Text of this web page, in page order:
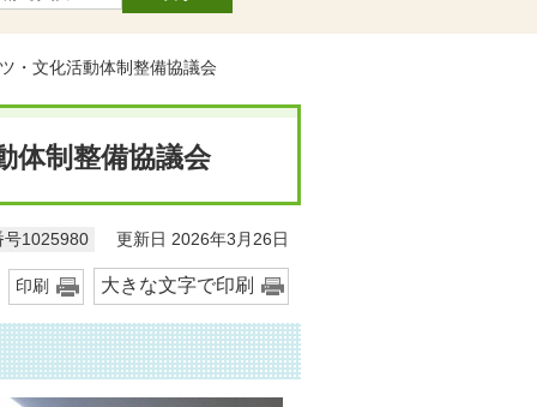
・文化活動体制整備協議会
体制整備協議会
号1025980 更新日 2026年3月26日
印刷 大きな文字で印刷